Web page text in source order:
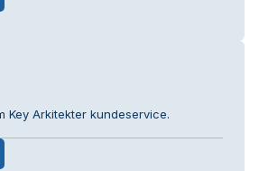
Key Arkitekter kundeservice.